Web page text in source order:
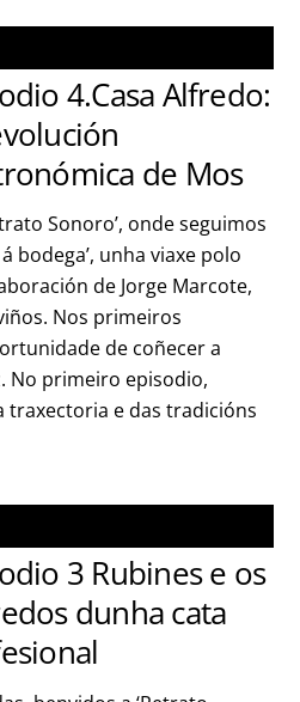
4.Casa Alfredo:
de Mos
Sonoro’, onde seguimos
bodega’, unha viaxe polo
de Jorge Marcote,
Nos primeiros
de coñecer a
No primeiro episodio,
traxectoria e das tradicións
3 Rubines e os
dunha cata